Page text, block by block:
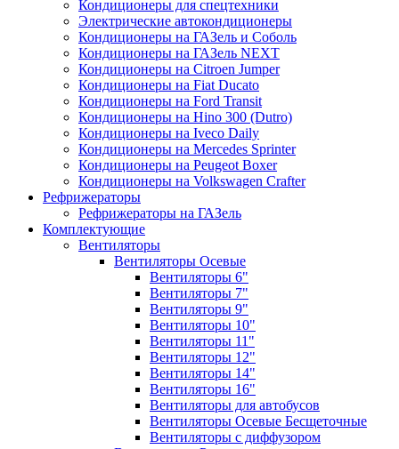
Кондиционеры для спецтехники
Электрические автокондиционеры
Кондиционеры на ГАЗель и Соболь
Кондиционеры на ГАЗель NEXT
Кондиционеры на Citroen Jumper
Кондиционеры на Fiat Ducato
Кондиционеры на Ford Transit
Кондиционеры на Hino 300 (Dutro)
Кондиционеры на Iveco Daily
Кондиционеры на Mercedes Sprinter
Кондиционеры на Peugeot Boxer
Кондиционеры на Volkswagen Crafter
Рефрижераторы
Рефрижераторы на ГАЗель
Комплектующие
Вентиляторы
Вентиляторы Осевые
Вентиляторы 6"
Вентиляторы 7"
Вентиляторы 9"
Вентиляторы 10"
Вентиляторы 11"
Вентиляторы 12"
Вентиляторы 14"
Вентиляторы 16"
Вентиляторы для автобусов
Вентиляторы Осевые Бесщеточные
Вентиляторы с диффузором